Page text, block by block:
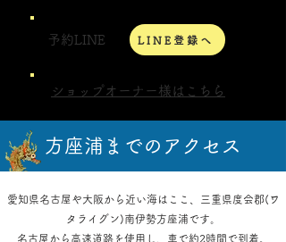
予約LINE LINE登録へ
ショップオーナー様はこちら
​方座浦までのアクセス
愛知県​名古屋や大阪から近い海はここ、三重県度会郡(ワ
タライグン)南伊勢方座浦です。
名古屋から高速道路を使用し、車で約2時間で到着。